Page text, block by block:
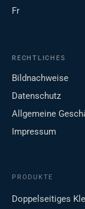
Fr
RECHTLICHES
Bildnachweise
Datenschutz
Allgemeine
Impressum
PRODUKTE
Doppelseitiges